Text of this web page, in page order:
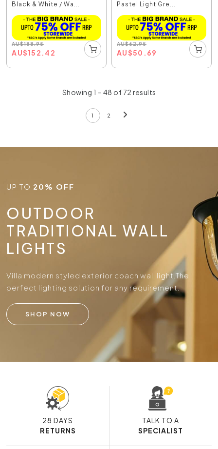
Black & White / Wa...
AU$188.95
AU$152.42
Pastel Light Gre...
AU$62.95
AU$50.69
Showing 1 – 48 of 72 results
1 2
UP TO 20% OFF
OUTDOOR
TRADITIONAL WALL
LIGHTS
Villa modern styled exterior coach wall light.The
perfect lighting solution for any requirement.
SHOP NOW
28 DAYS
RETURNS
TALK TO A
SPECIALIST